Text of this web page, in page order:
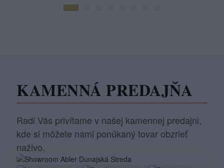
KAMENNÁ PREDAJŇA
Radi Vás privítame v našej kamennej predajni,
kde si môžete nami ponúkaný tovar obzrieť
naživo.